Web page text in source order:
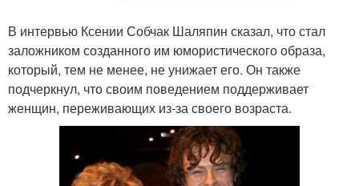
В интервью Ксении Собчак Шаляпин сказал, что стал
заложником созданного им юмористического образа,
который, тем не менее, не унижает его. Он также
подчеркнул, что своим поведением поддерживает
женщин, переживающих из-за своего возраста.